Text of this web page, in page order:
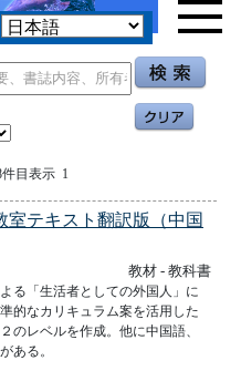
目表示 1
室テキスト翻訳版（中国
教材 - 教科書
る「生活者としての外国人」に
的なカリキュラム案を活用した
のレベルを作成。他に中国語、
ある。